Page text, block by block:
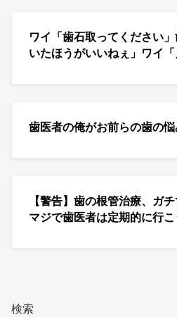
ワイ「歯石取ってください
いたほうがいいねぇ」ワイ
歯医者の俺がお前らの歯の
【警告】歯の根管治療、ガ
マジで歯医者は定期的に行
検索